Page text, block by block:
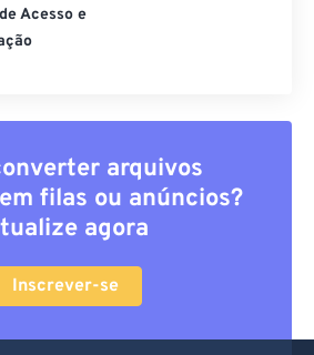
Acesso e
arquivos
filas ou anúncios?
agora
Inscrever-se